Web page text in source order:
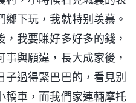
下玩，我就特别羡慕。
我要賺好多好多的錢，
與願違，長大成家後，
過得緊巴巴的，看見别
轎車，而我們家連輛摩托